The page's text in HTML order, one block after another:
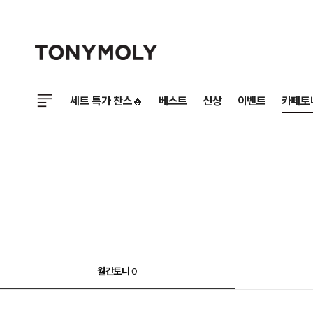
세트 특가 찬스🔥 베스트 신상 이벤트 카페토
월간토니0